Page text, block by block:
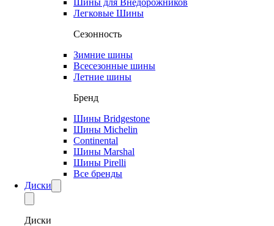
Шины для Внедорожников
Легковые Шины
Сезонность
Зимние шины
Всесезонные шины
Летние шины
Бренд
Шины Bridgestone
Шины Michelin
Continental
Шины Marshal
Шины Pirelli
Все бренды
Диски
Диски